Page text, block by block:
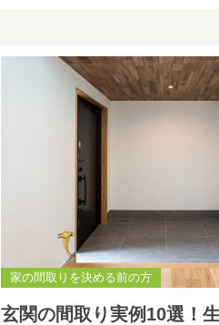
家の間取りを決める前の方
玄関の間取り実例10選！